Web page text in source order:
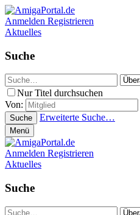
Anmelden Registrieren
Aktuelles
Suche
Nur Titel durchsuchen
Von:
Suche Erweiterte Suche…
Menü
Anmelden Registrieren
Aktuelles
Suche